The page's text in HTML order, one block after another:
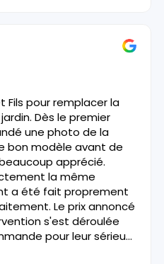
pour remplacer la
Dès le premier
une photo de la
bon modèle avant de
apprécié.
la même
a été fait proprement
Le prix annoncé
s'est déroulée
pour leur sérieux